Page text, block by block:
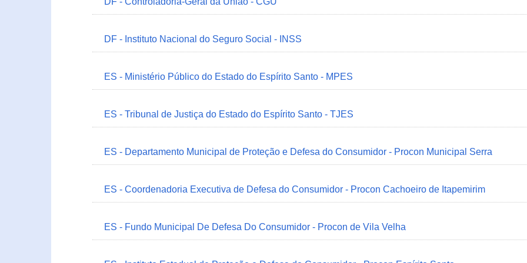
DF - Instituto Nacional do Seguro Social - INSS
ES - Ministério Público do Estado do Espírito Santo - MPES
ES - Tribunal de Justiça do Estado do Espírito Santo - TJES
ES - Departamento Municipal de Proteção e Defesa do Consumidor - Procon Municipal Serra
ES - Coordenadoria Executiva de Defesa do Consumidor - Procon Cachoeiro de Itapemirim
ES - Fundo Municipal De Defesa Do Consumidor - Procon de Vila Velha